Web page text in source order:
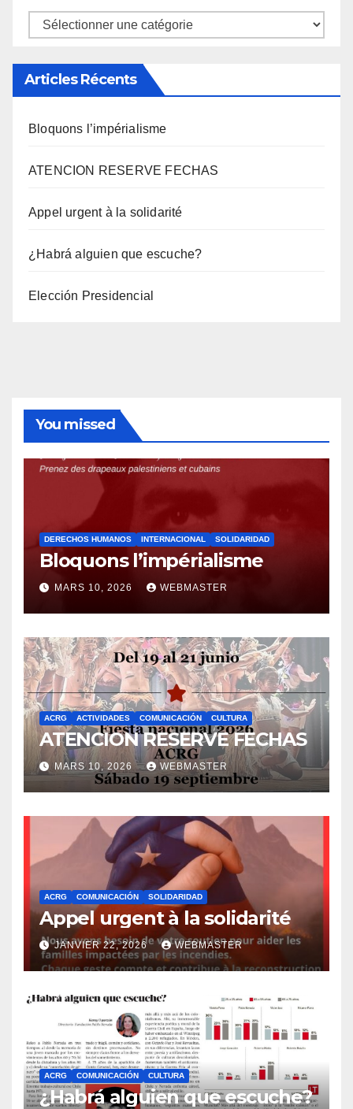
Catégories
Articles Récents
Bloquons l’impérialisme
ATENCION RESERVE FECHAS
Appel urgent à la solidarité
¿Habrá alguien que escuche?
Elección Presidencial
You missed
DERECHOS HUMANOS INTERNACIONAL SOLIDARIDAD
Bloquons l’impérialisme
MARS 10, 2026 WEBMASTER
ACRG ACTIVIDADES COMUNICACIÓN CULTURA
ATENCION RESERVE FECHAS
MARS 10, 2026 WEBMASTER
ACRG COMUNICACIÓN SOLIDARIDAD
Appel urgent à la solidarité
JANVIER 22, 2026 WEBMASTER
ACRG COMUNICACIÓN CULTURA
¿Habrá alguien que escuche?